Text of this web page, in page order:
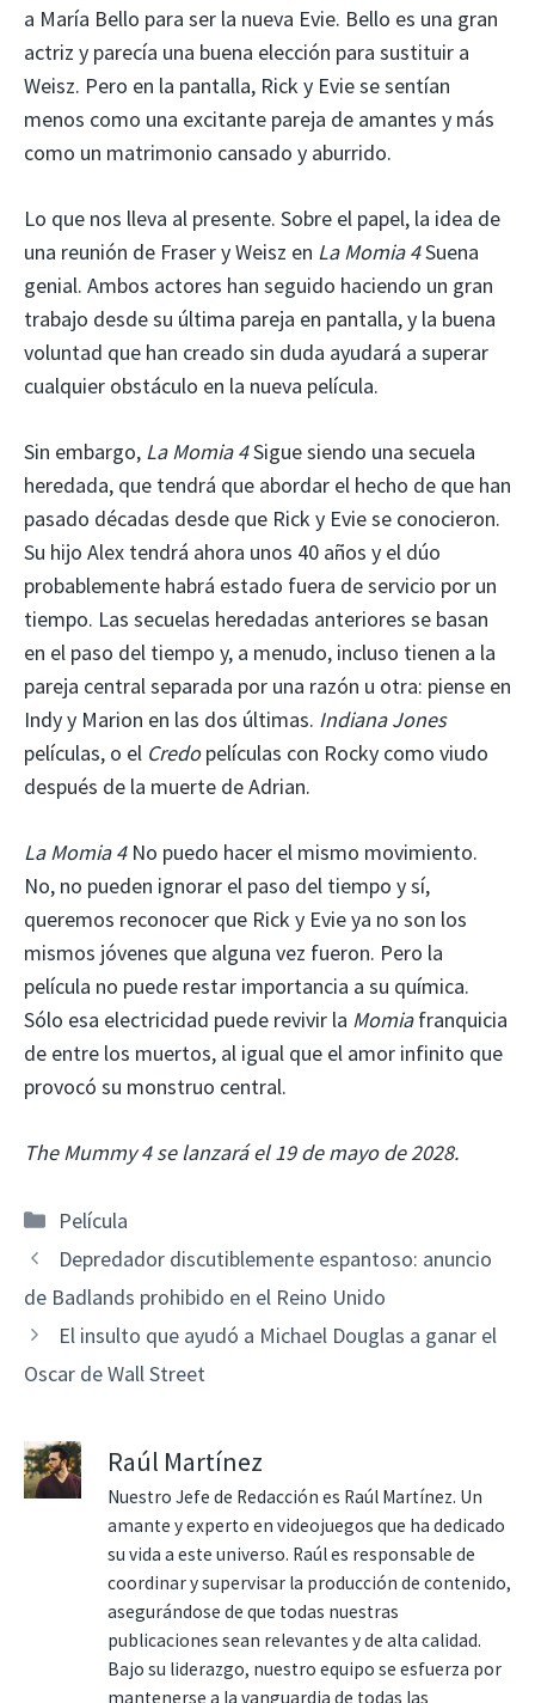
a María Bello para ser la nueva Evie. Bello es una gran
actriz y parecía una buena elección para sustituir a
Weisz. Pero en la pantalla, Rick y Evie se sentían
menos como una excitante pareja de amantes y más
como un matrimonio cansado y aburrido.
Lo que nos lleva al presente. Sobre el papel, la idea de
una reunión de Fraser y Weisz en La Momia 4Suena
genial. Ambos actores han seguido haciendo un gran
trabajo desde su última pareja en pantalla, y la buena
voluntad que han creado sin duda ayudará a superar
cualquier obstáculo en la nueva película.
Sin embargo, La Momia 4Sigue siendo una secuela
heredada, que tendrá que abordar el hecho de que han
pasado décadas desde que Rick y Evie se conocieron.
Su hijo Alex tendrá ahora unos 40 años y el dúo
probablemente habrá estado fuera de servicio por un
tiempo. Las secuelas heredadas anteriores se basan
en el paso del tiempo y, a menudo, incluso tienen a la
pareja central separada por una razón u otra: piense en
Indy y Marion en las dos últimas. Indiana Jones
películas, o el Credopelículas con Rocky como viudo
después de la muerte de Adrian.
La Momia 4No puedo hacer el mismo movimiento.
No, no pueden ignorar el paso del tiempo y sí,
queremos reconocer que Rick y Evie ya no son los
mismos jóvenes que alguna vez fueron. Pero la
película no puede restar importancia a su química.
Sólo esa electricidad puede revivir la Momiafranquicia
de entre los muertos, al igual que el amor infinito que
provocó su monstruo central.
The Mummy 4 se lanzará el 19 de mayo de 2028.
Categorías
Película
Depredador discutiblemente espantoso: anuncio
de Badlands prohibido en el Reino Unido
El insulto que ayudó a Michael Douglas a ganar el
Oscar de Wall Street
Raúl Martínez
Nuestro Jefe de Redacción es Raúl Martínez. Un
amante y experto en videojuegos que ha dedicado
su vida a este universo. Raúl es responsable de
coordinar y supervisar la producción de contenido,
asegurándose de que todas nuestras
publicaciones sean relevantes y de alta calidad.
Bajo su liderazgo, nuestro equipo se esfuerza por
mantenerse a la vanguardia de todas las